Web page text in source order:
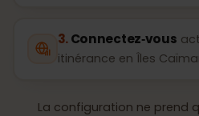
Connectez‑vous
itinérance en Îles
La configuration ne prend